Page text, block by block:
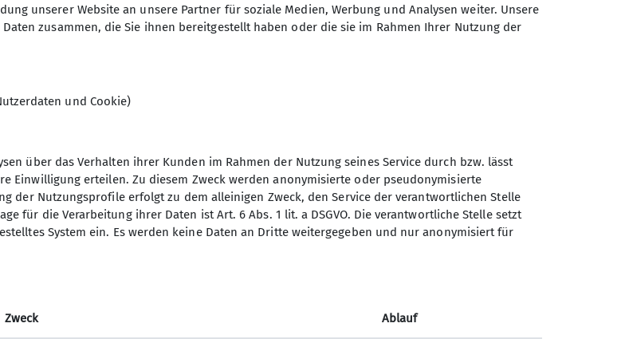
So. 22.01.2023
DAV
Sektion Koblenz des
Deutschen Alpenvereins e.V.
Kolonnenweg 7
Kontakt
unserer Website an unsere Partner für soziale Medien, Werbung und Analysen weiter. Unsere
zusammen, die Sie ihnen bereitgestellt haben oder die sie im Rahmen Ihrer Nutzung der
und Cookie)
über das Verhalten ihrer Kunden im Rahmen der Nutzung seines Service durch bzw. lässt
Einwilligung erteilen. Zu diesem Zweck werden anonymisierte oder pseudonymisierte
der Nutzungsprofile erfolgt zu dem alleinigen Zweck, den Service der verantwortlichen Stelle
für die Verarbeitung ihrer Daten ist Art. 6 Abs. 1 lit. a DSGVO. Die verantwortliche Stelle setzt
System ein. Es werden keine Daten an Dritte weitergegeben und nur anonymisiert für
Zweck Ablauf